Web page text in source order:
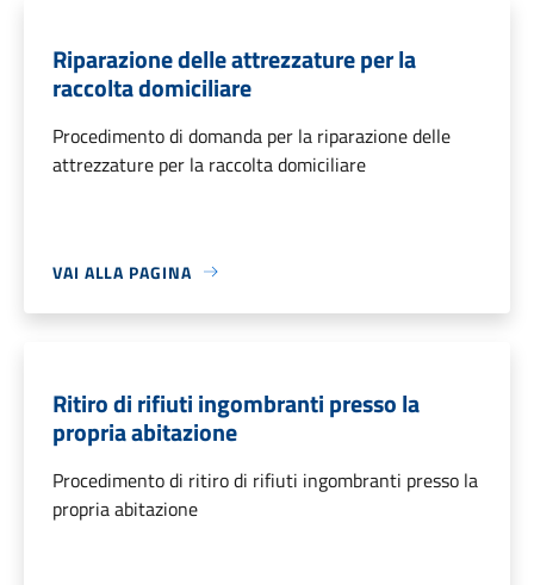
Riparazione delle attrezzature per la
raccolta domiciliare
Procedimento di domanda per la riparazione delle
attrezzature per la raccolta domiciliare
VAI ALLA PAGINA
Ritiro di rifiuti ingombranti presso la
propria abitazione
Procedimento di ritiro di rifiuti ingombranti presso la
propria abitazione